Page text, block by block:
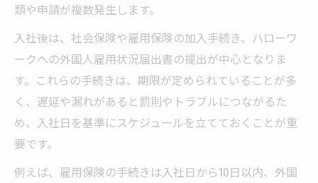
外国人雇用状況届出書のハローワーク提出
手順
外国人雇用手続きで必要な書類一覧と事前
準備
外国人雇用状況届出 ハローワークでの相談
方法
申請法
類や申請が複数発生します。
入社後は、社会保険や雇用保険の加入手続き、ハローワ
ークへの外国人雇用状況届出書の提出が中心となりま
す。これらの手続きは、期限が定められていることが多
く、遅延や漏れがあると罰則やトラブルにつながるた
め、入社日を基準にスケジュールを立てておくことが重
要です。
例えば、雇用保険の手続きは入社日から10日以内、外国